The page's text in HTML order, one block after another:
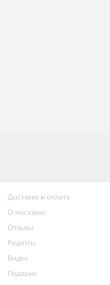
Доставка и оплата
О магазине
Отзывы
Рецепты
Видео
Подарки